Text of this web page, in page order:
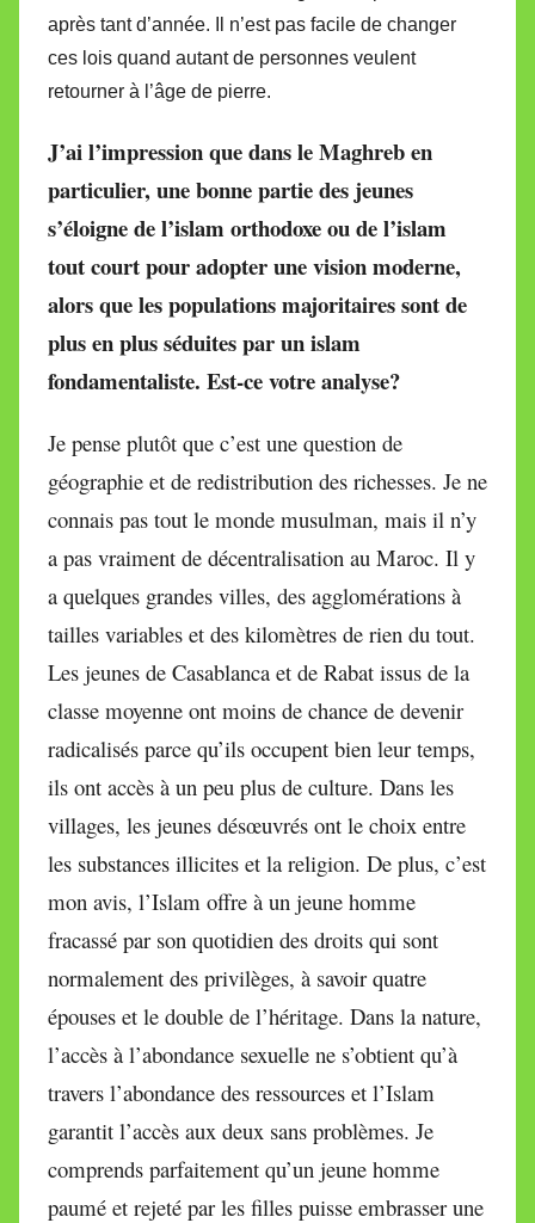
après tant d’année. Il n’est pas facile de changer
ces lois quand autant de personnes veulent
retourner à l’âge de pierre.
J’ai l’impression que dans le Maghreb en
particulier, une bonne partie des jeunes
s’éloigne de l’islam orthodoxe ou de l’islam
tout court pour adopter une vision moderne,
alors que les populations majoritaires sont de
plus en plus séduites par un islam
fondamentaliste. Est-ce votre analyse?
Je pense plutôt que c’est une question de
géographie et de redistribution des richesses. Je ne
connais pas tout le monde musulman, mais il n’y
a pas vraiment de décentralisation au Maroc. Il y
a quelques grandes villes, des agglomérations à
tailles variables et des kilomètres de rien du tout.
Les jeunes de Casablanca et de Rabat issus de la
classe moyenne ont moins de chance de devenir
radicalisés parce qu’ils occupent bien leur temps,
ils ont accès à un peu plus de culture. Dans les
villages, les jeunes désœuvrés ont le choix entre
les substances illicites et la religion. De plus, c’est
mon avis, l’Islam offre à un jeune homme
fracassé par son quotidien des droits qui sont
normalement des privilèges, à savoir quatre
épouses et le double de l’héritage. Dans la nature,
l’accès à l’abondance sexuelle ne s’obtient qu’à
travers l’abondance des ressources et l’Islam
garantit l’accès aux deux sans problèmes. Je
comprends parfaitement qu’un jeune homme
paumé et rejeté par les filles puisse embrasser une